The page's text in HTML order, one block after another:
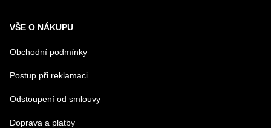
VŠE O NÁKUPU
Obchodní podmínky
Postup při reklamaci
Odstoupení od smlouvy
Doprava a platby